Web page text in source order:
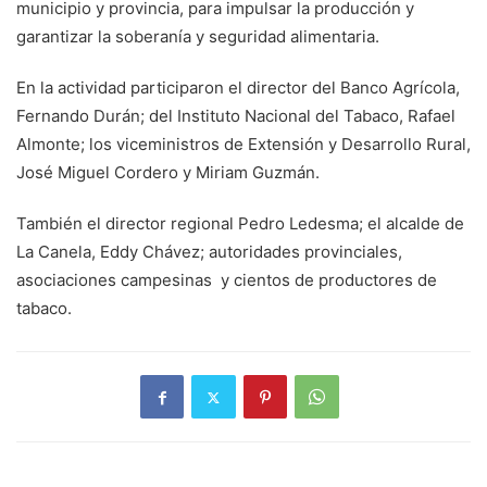
municipio y provincia, para impulsar la producción y
garantizar la soberanía y seguridad alimentaria.
En la actividad participaron el director del Banco Agrícola,
Fernando Durán; del Instituto Nacional del Tabaco, Rafael
Almonte; los viceministros de Extensión y Desarrollo Rural,
José Miguel Cordero y Miriam Guzmán.
También el director regional Pedro Ledesma; el alcalde de
La Canela, Eddy Chávez; autoridades provinciales,
asociaciones campesinas y cientos de productores de
tabaco.